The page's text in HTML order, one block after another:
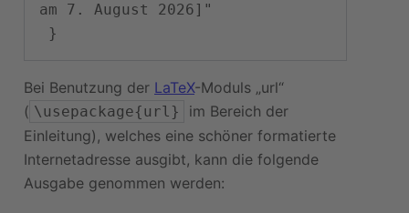
am 7. August 2026]"
Bei Benutzung der LaTeX-Moduls „url“
( \usepackage{url}
im Bereich der
Einleitung), welches eine schöner formatierte
Internetadresse ausgibt, kann die folgende
Ausgabe genommen werden: